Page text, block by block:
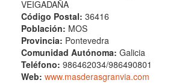
VEIGADAÑA
Código Postal: 36416
Población: MOS
Provincia: Pontevedra
Comunidad Autónoma: Galicia
Teléfono: 986462034/986490801
Web: www.masderasgranvia.com